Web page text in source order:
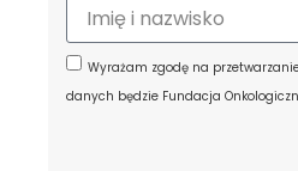
Wyrażam zgodę na
danych będzie Fundacja